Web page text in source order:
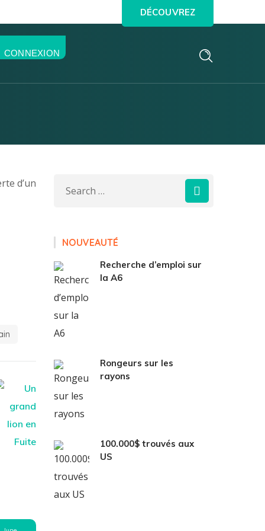
DÉCOUVREZ
CONNEXION
d’un
NOUVEAUTÉ
Recherche d’emploi sur
la A6
Rongeurs sur les
rayons
100.000$ trouvés aux
US